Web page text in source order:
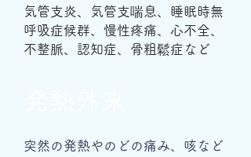
気管支炎、気管支喘息、睡眠時無
呼吸症候群、慢性疼痛、心不全、
不整脈、認知症、骨粗鬆症など
突然の発熱やのどの痛み、咳など